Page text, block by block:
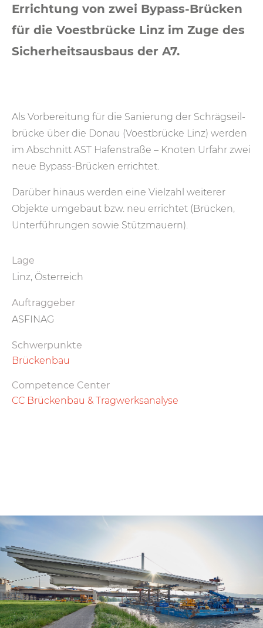
Errichtung von zwei Bypass-Brücken
für die Voestbrücke Linz im Zuge des
Sicherheitsausbaus der A7.
Als Vorbereitung für die Sanierung der Schräg­seil­
brücke über die Donau (Voest­brücke Linz) werden
im Abschnitt AST Hafen­straße – Knoten Urfahr zwei
neue Bypass-Brücken errichtet.
Darüber hinaus werden eine Vielzahl weiterer
Objekte umgebaut bzw. neu errichtet (Brücken,
Unterführungen sowie Stützmauern).
Lage
Linz, Österreich
Auftraggeber
ASFINAG
Schwerpunkte
Brückenbau
Competence Center
CC Brückenbau & Tragwerksanalyse